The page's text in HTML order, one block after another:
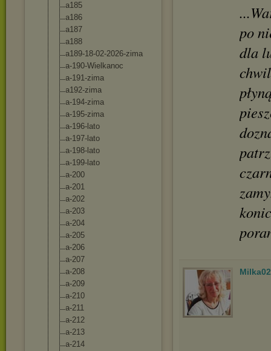
a185
a186
a187
a188
a189-18-02-2026-zima
a-190-Wielkanoc
a-191-zima
a192-zima
a-194-zima
a-195-zima
a-196-lato
a-197-lato
a-198-lato
a-199-lato
a-200
a-201
a-202
a-203
a-204
a-205
a-206
a-207
a-208
a-209
a-210
a-211
a-212
a-213
a-214
po
dla
Milka02